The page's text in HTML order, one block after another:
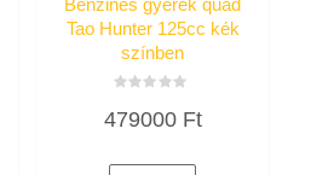
Benzines gyerek quad
Tao Hunter 125cc kék
színben
0
479000 Ft